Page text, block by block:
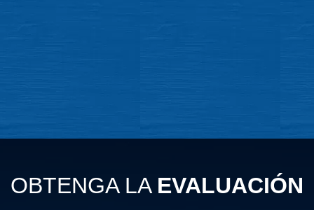
OBTENGA LA EVALUACIÓN